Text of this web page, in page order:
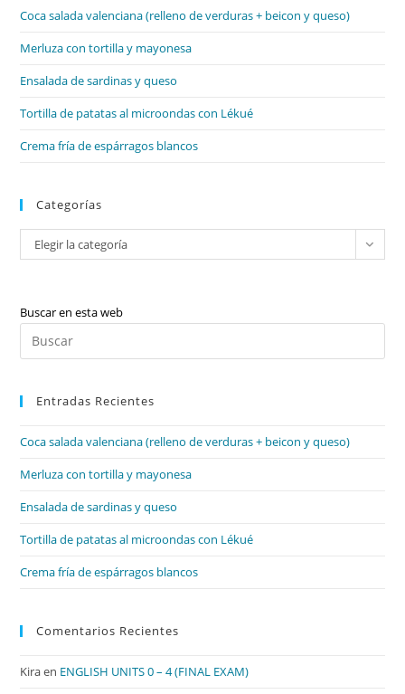
Coca salada valenciana (relleno de verduras + beicon y queso)
Merluza con tortilla y mayonesa
Ensalada de sardinas y queso
Tortilla de patatas al microondas con Lékué
Crema fría de espárragos blancos
Categorías
Categorías
Elegir la categoría
Buscar en esta web
Entradas Recientes
Coca salada valenciana (relleno de verduras + beicon y queso)
Merluza con tortilla y mayonesa
Ensalada de sardinas y queso
Tortilla de patatas al microondas con Lékué
Crema fría de espárragos blancos
Comentarios Recientes
Kiraen ENGLISH UNITS 0 – 4 (FINAL EXAM)